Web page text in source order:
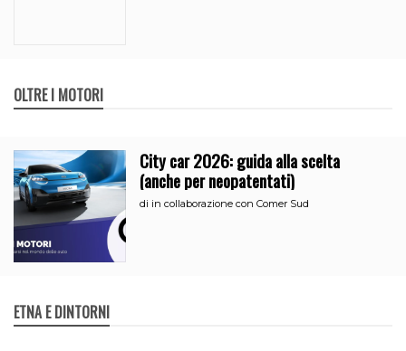
OLTRE I MOTORI
City car 2026: guida alla scelta
(anche per neopatentati)
di in collaborazione con Comer Sud
ETNA E DINTORNI